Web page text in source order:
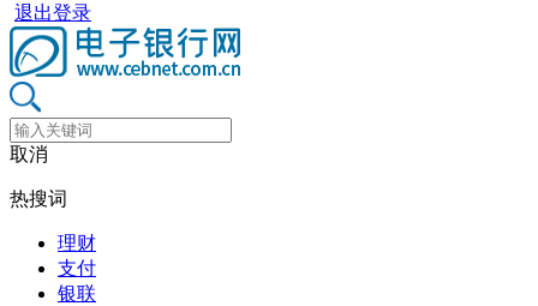
退出登录
取消
热搜词
理财
支付
银联